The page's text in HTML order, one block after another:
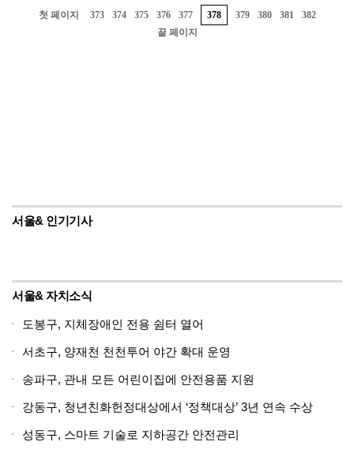
첫 페이지 373 374 375 376 377 378 379 380 381
382
끝 페이지
서울& 인기기사
서울& 자치소식
도봉구, 지체장애인 전용 쉼터 열어
서초구, 양재천 천천투어 야간 확대 운영
송파구, 관내 모든 어린이집에 안전용품 지원
강동구, 청년친화헌정대상에서 ‘정책대상’ 3년 연속 수상
성동구, 스마트 기술로 지하공간 안전관리